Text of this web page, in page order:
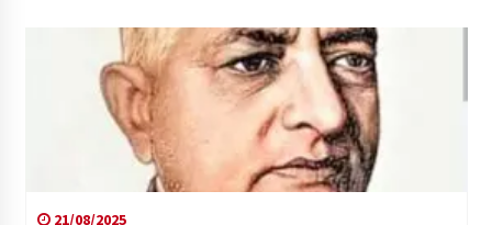
21/08/2025